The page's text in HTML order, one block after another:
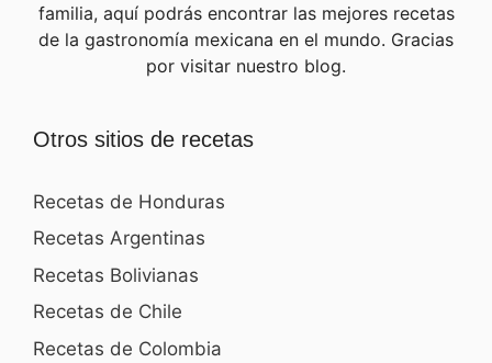
familia, aquí podrás encontrar las mejores recetas
de la gastronomía mexicana en el mundo. Gracias
por visitar nuestro blog.
Otros sitios de recetas
Recetas de Honduras
Recetas Argentinas
Recetas Bolivianas
Recetas de Chile
Recetas de Colombia